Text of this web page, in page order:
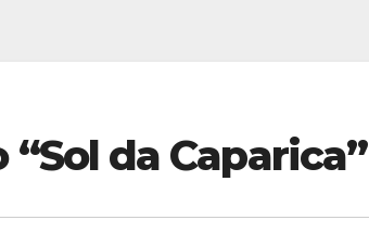
da Caparica”